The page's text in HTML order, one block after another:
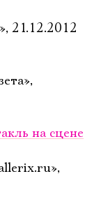
21.12.2012
на сцене